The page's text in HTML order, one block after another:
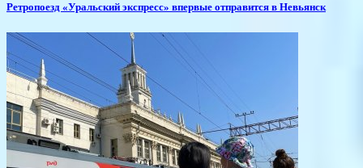
​Ретропоезд «Уральский экспресс» впервые отправится в Невьянск